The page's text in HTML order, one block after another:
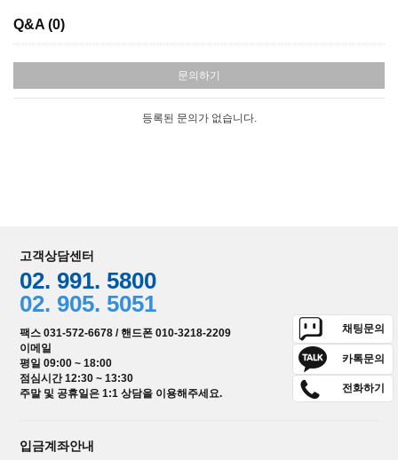
Q&A (0)
문의하기
등록된 문의가 없습니다.
고객상담센터
02. 991. 5800
02. 905. 5051
팩스 031-572-6678 / 핸드폰 010-3218-2209
이메일
평일 09:00 ~ 18:00
점심시간 12:30 ~ 13:30
주말 및 공휴일은 1:1 상담을 이용해주세요.
채팅문의
카톡문의
전화하기
입금계좌안내